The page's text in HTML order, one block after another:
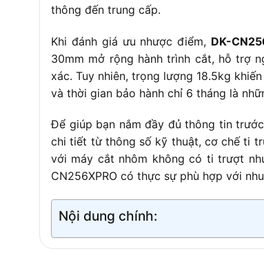
thông đến trung cấp.
Khi đánh giá ưu nhược điểm, DK-
30mm mở rộng hành trình cắt, hỗ trợ
xác. Tuy nhiên, trọng lượng 18.5kg
và thời gian bảo hành chỉ 6 tháng là
Để giúp bạn nắm đầy đủ thông tin
chi tiết từ thông số kỹ thuật, cơ chế ti
với máy cắt nhôm không có ti trượt
CN256XPRO có thực sự phù hợp với
Nội dung chính:
Máy cắt Dekton DK-